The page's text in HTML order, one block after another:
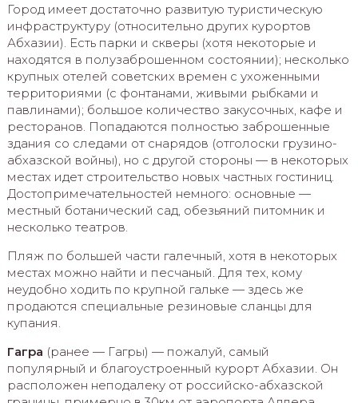
Город имеет достаточно развитую туристическую
инфраструктуру (относительно других курортов
Абхазии). Есть парки и скверы (хотя некоторые и
находятся в полузаброшенном состоянии); несколько
крупных отелей советских времен с ухоженными
территориями (с фонтанами, живыми рыбками и
павлинами); большое количество закусочных, кафе и
ресторанов. Попадаются полностью заброшенные
здания со следами от снарядов (отголоски грузино-
абхазской войны), но с другой стороны — в некоторых
местах идет строительство новых частных гостиниц.
Достопримечательностей немного: основные —
местный ботанический сад, обезьяний питомник и
несколько театров.
Пляж по большей части галечный, хотя в некоторых
местах можно найти и песчаный. Для тех, кому
неудобно ходить по крупной гальке — здесь же
продаются специальные резиновые сланцы для
купания.
Гагра (ранее — Гагры) — пожалуй, самый
популярный и благоустроенный курорт Абхазии. Он
расположен неподалеку от российско-абхазской